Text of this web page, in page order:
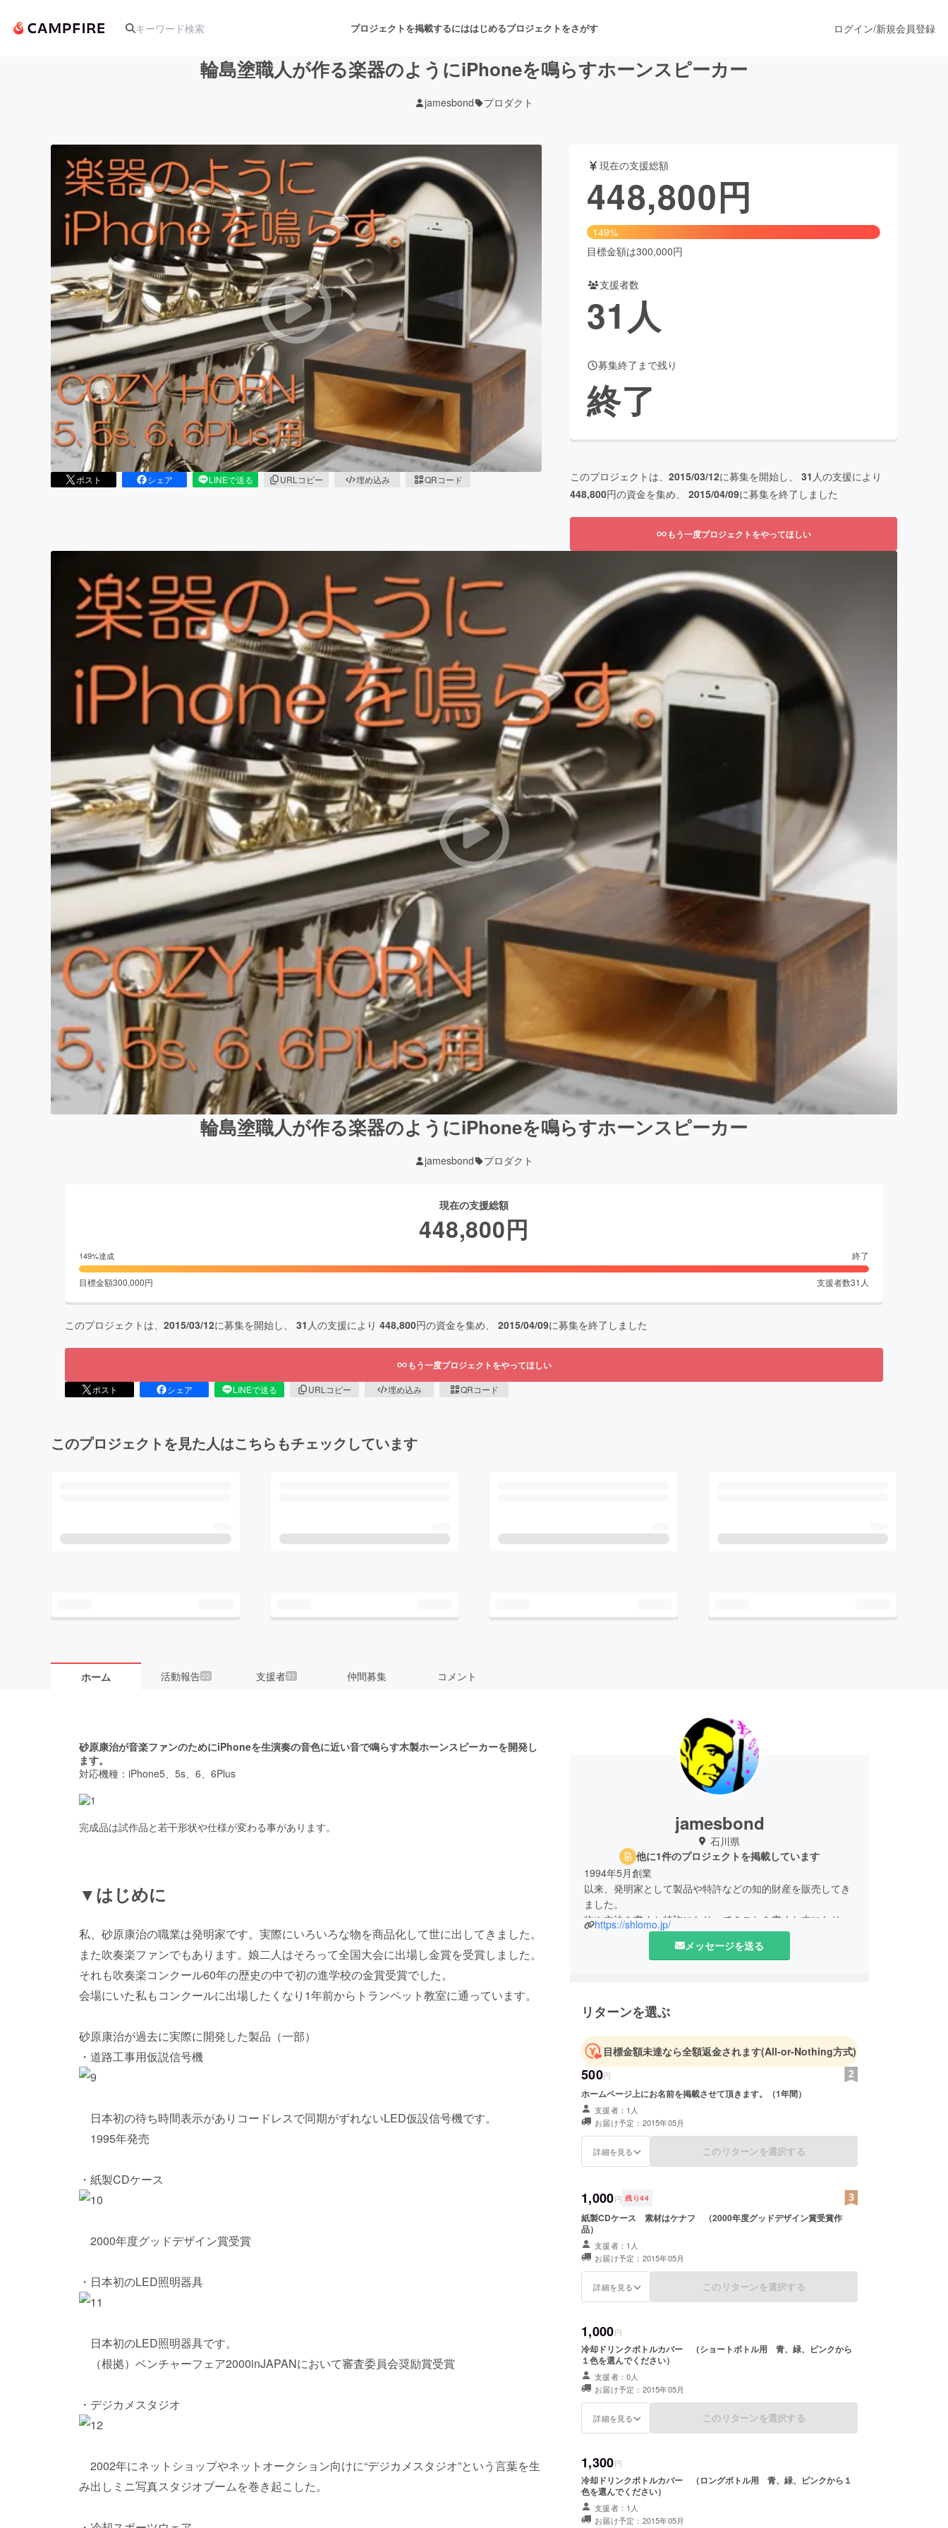
プロジェクトを掲載するにははじめるプロジェクトをさがす
アート・写真 舞台・パフォーマンス
テクノロジー・ガジェット ゲーム・サービス開発 ファッション
映像・映画 書籍・雑誌出版
ビジネス・起業 チャレンジ ビューティー・ヘルスケア
まちづくり・地域活性化
CAMPFIRE for Social GoodCAMPFIRE Creation
CAMPFIREふるさと納税
コミュニティ
ログイン/新規会員登録
輪島塗職人が作る楽器のようにiPhoneを鳴らすホーンスピーカー
jamesbond プロダクト
ポスト シェア LINEで送る URLコピー 埋め込み QRコード
現在の支援総額
448,800円
149%
目標金額は300,000円
支援者数
31 人
募集終了まで残り
終了
このプロジェクトは、 2015/03/12に募集を開始し、 31 人の支援により
448,800円の資金を集め、 2015/04/09に募集を終了しました
もう一度プロジェクトをやってほしい
輪島塗職人が作る楽器のようにiPhoneを鳴らすホーンスピーカー
jamesbond プロダクト
現在の支援総額
448,800円
149%達成 終了
目標金額300,000円 支援者数31 人
このプロジェクトは、 2015/03/12に募集を開始し、 31 人の支援により 448,800円の資金を集め、 2015/04/09に募集を終了しました
もう一度プロジェクトをやってほしい
ポスト シェア LINEで送る URLコピー 埋め込み QRコード
このプロジェクトを見た人はこちらもチェックしています
ホーム 活動報告22 支援者31 仲間募集 コメント
砂原康治が音楽ファンのためにiPhoneを生演奏の音色に近い音で鳴らす木製ホーンスピーカーを開発し
ます。
対応機種：iPhone5、5s、6、6Plus
完成品は試作品と若干形状や仕様が変わる事があります。
▼はじめに
私、砂原康治の職業は発明家です。実際にいろいろな物を商品化して世に出してきました。
また吹奏楽ファンでもあります。娘二人はそろって全国大会に出場し金賞を受賞しました。
それも吹奏楽コンクール60年の歴史の中で初の進学校の金賞受賞でした。
会場にいた私もコンクールに出場したくなり1年前からトランペット教室に通っています。
砂原康治が過去に実際に開発した製品（一部）
・道路工事用仮説信号機
日本初の待ち時間表示がありコードレスで同期がずれないLED仮設信号機です。
1995年発売
・紙製CDケース
2000年度グッドデザイン賞受賞
・日本初のLED照明器具
日本初のLED照明器具です。
（根拠）ベンチャーフェア2000inJAPANにおいて審査委員会奨励賞受賞
・デジカメスタジオ
2002年にネットショップやネットオークション向けに“デジカメスタジオ”という言葉を生
み出しミニ写真スタジオブームを巻き起こした。
jamesbond
石川県
他に1件のプロジェクトを掲載しています
1994年5月創業
以来、発明家として製品や特許などの知的財産を販売してき
ました。
物や方法を書くと特許になり、できごとを書くと本になりま
https://shlomo.jp/
メッセージを送る
リターンを選ぶ
目標金額未達なら全額返金されます(All-or-Nothing方式)
500円
ホームページ上にお名前を掲載させて頂きます。（1年間）
支援者：1人
お届け予定：2015年05月
詳細を見る このリターンを選択する
1,000円 残り44
紙製CDケース 素材はケナフ （2000年度グッドデザイン賞受賞作
品）
支援者：1人
お届け予定：2015年05月
詳細を見る このリターンを選択する
1,000円
冷却ドリンクボトルカバー （ショートボトル用 青、緑、ピンクから
１色を選んでください）
支援者：0人
お届け予定：2015年05月
詳細を見る このリターンを選択する
1,300円
冷却ドリンクボトルカバー （ロングボトル用 青、緑、ピンクから１
色を選んでください）
支援者：1人
お届け予定：2015年05月